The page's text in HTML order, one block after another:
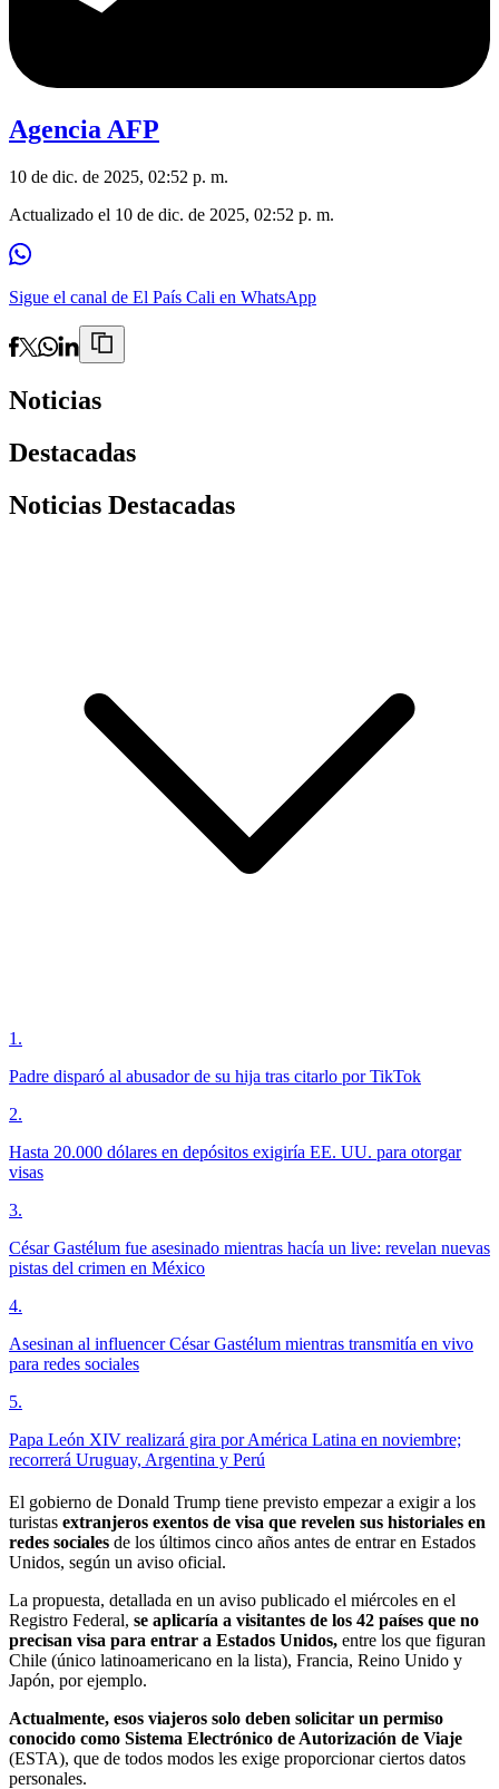
Agencia AFP
10 de dic. de 2025, 02:52 p. m.
Actualizado el 10 de dic. de 2025, 02:52 p. m.
Sigue el canal de El País Cali en WhatsApp
Noticias
Destacadas
Noticias Destacadas
1 .
Padre disparó al abusador de su hija tras citarlo por TikTok
2.
Hasta 20.000 dólares en depósitos exigiría EE. UU. para otorgar
visas
3.
César Gastélum fue asesinado mientras hacía un live: revelan nuevas
pistas del crimen en México
4.
Asesinan al influencer César Gastélum mientras transmitía en vivo
para redes sociales
5.
Papa León XIV realizará gira por América Latina en noviembre;
recorrerá Uruguay, Argentina y Perú
El gobierno de Donald Trump tiene previsto empezar a exigir a los
turistas extranjeros exentos de visa que revelen sus historiales en
redes sociales de los últimos cinco años antes de entrar en Estados
Unidos, según un aviso oficial.
La propuesta, detallada en un aviso publicado el miércoles en el
Registro Federal, se aplicaría a visitantes de los 42 países que no
precisan visa para entrar a Estados Unidos, entre los que figuran
Chile (único latinoamericano en la lista), Francia, Reino Unido y
Japón, por ejemplo.
Actualmente, esos viajeros solo deben solicitar un permiso
conocido como Sistema Electrónico de Autorización de Viaje
(ESTA), que de todos modos les exige proporcionar ciertos datos
personales.